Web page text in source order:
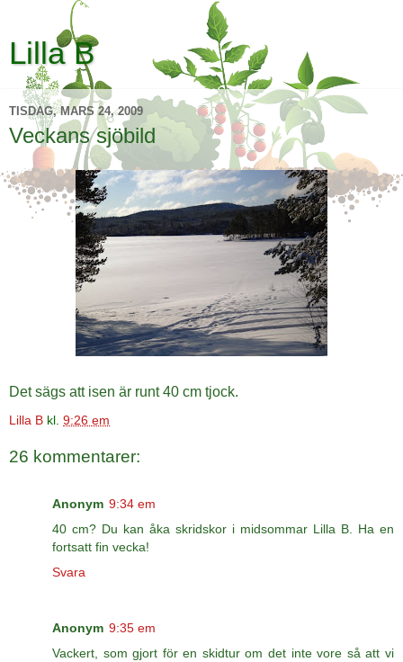
Lilla B
TISDAG, MARS 24, 2009
Veckans sjöbild
Det sägs att isen är runt 40 cm tjock.
Lilla B kl. 9:26 em
26 kommentarer:
Anonym 9:34 em
40 cm? Du kan åka skridskor i midsommar Lilla B. Ha en
fortsatt fin vecka!
Svara
Anonym 9:35 em
Vackert, som gjort för en skidtur om det inte vore så att vi